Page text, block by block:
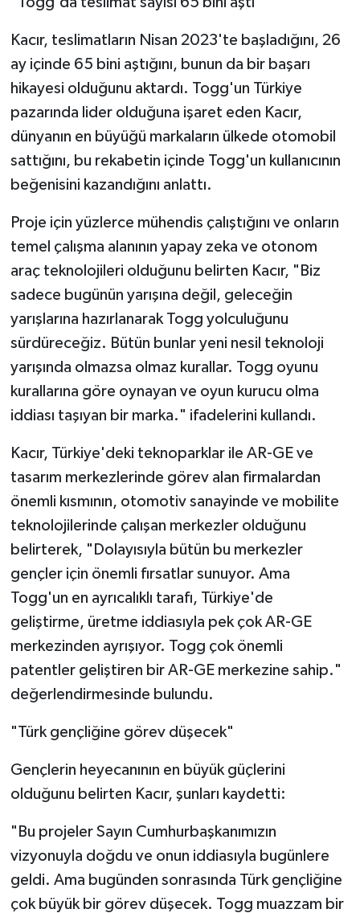
Kacır, teslimatların Nisan 2023'te başladığını, 26
ay içinde 65 bini aştığını, bunun da bir başarı
hikayesi olduğunu aktardı. Togg'un Türkiye
pazarında lider olduğuna işaret eden Kacır,
dünyanın en büyüğü markaların ülkede otomobil
sattığını, bu rekabetin içinde Togg'un kullanıcının
beğenisini kazandığını anlattı.
Proje için yüzlerce mühendis çalıştığını ve onların
temel çalışma alanının yapay zeka ve otonom
araç teknolojileri olduğunu belirten Kacır, "Biz
sadece bugünün yarışına değil, geleceğin
yarışlarına hazırlanarak Togg yolculuğunu
sürdüreceğiz. Bütün bunlar yeni nesil teknoloji
yarışında olmazsa olmaz kurallar. Togg oyunu
kurallarına göre oynayan ve oyun kurucu olma
iddiası taşıyan bir marka." ifadelerini kullandı.
Kacır, Türkiye'deki teknoparklar ile AR-GE ve
tasarım merkezlerinde görev alan firmalardan
önemli kısmının, otomotiv sanayinde ve mobilite
teknolojilerinde çalışan merkezler olduğunu
belirterek, "Dolayısıyla bütün bu merkezler
gençler için önemli fırsatlar sunuyor. Ama
Togg'un en ayrıcalıklı tarafı, Türkiye'de
geliştirme, üretme iddiasıyla pek çok AR-GE
merkezinden ayrışıyor. Togg çok önemli
patentler geliştiren bir AR-GE merkezine sahip."
değerlendirmesinde bulundu.
"Türk gençliğine görev düşecek"
Gençlerin heyecanının en büyük güçlerini
olduğunu belirten Kacır, şunları kaydetti:
"Bu projeler Sayın Cumhurbaşkanımızın
vizyonuyla doğdu ve onun iddiasıyla bugünlere
geldi. Ama bugünden sonrasında Türk gençliğine
çok büyük bir görev düşecek. Togg muazzam bir